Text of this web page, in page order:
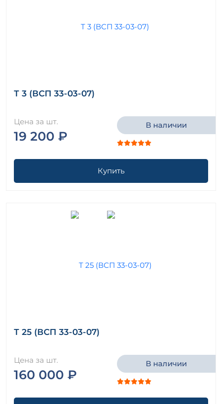
Т 3 (ВСП 33-03-07)
Цена за шт.
19 200 ₽
В наличии
Купить
Т 25 (ВСП 33-03-07)
Цена за шт.
160 000 ₽
В наличии